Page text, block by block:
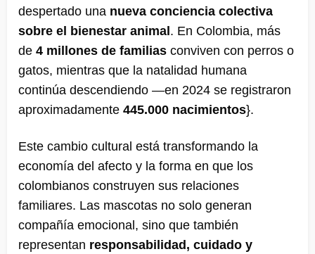
despertado una nueva conciencia colectiva
sobre el bienestar animal . En Colombia, más
de 4 millones de familias conviven con perros o
gatos, mientras que la natalidad humana
continúa descendiendo —en 2024 se registraron
aproximadamente 445.000 nacimientos}.
Este cambio cultural está transformando la
economía del afecto y la forma en que los
colombianos construyen sus relaciones
familiares. Las mascotas no solo generan
compañía emocional, sino que también
representan responsabilidad, cuidado y